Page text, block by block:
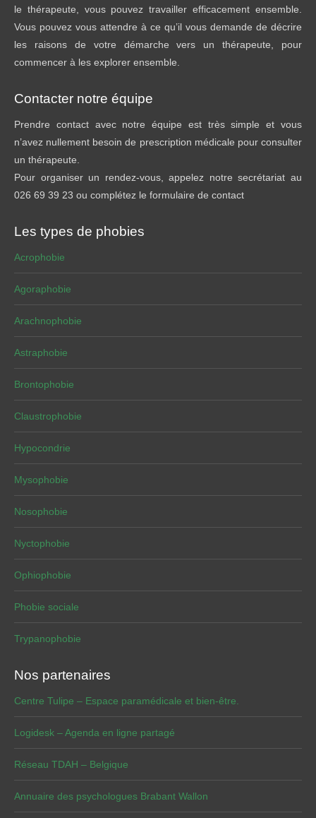
le thérapeute, vous pouvez travailler efficacement ensemble.
Vous pouvez vous attendre à ce qu’il vous demande de décrire
les raisons de votre démarche vers un thérapeute, pour
commencer à les explorer ensemble.
Contacter notre équipe
Prendre contact avec notre équipe est très simple et vous
n’avez nullement besoin de prescription médicale pour consulter
un thérapeute.
Pour organiser un rendez-vous, appelez notre secrétariat au
026 69 39 23 ou complétez le formulaire de contact
Les types de phobies
Acrophobie
Agoraphobie
Arachnophobie
Astraphobie
Brontophobie
Claustrophobie
Hypocondrie
Mysophobie
Nosophobie
Nyctophobie
Ophiophobie
Phobie sociale
Trypanophobie
Nos partenaires
Centre Tulipe – Espace paramédicale et bien-être.
Logidesk – Agenda en ligne partagé
Réseau TDAH – Belgique
Annuaire des psychologues Brabant Wallon